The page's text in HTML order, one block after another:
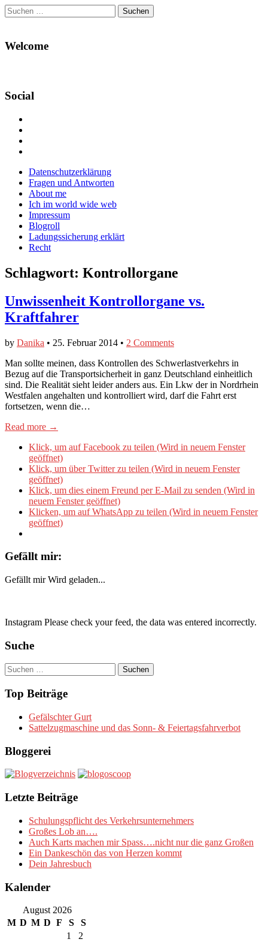
Suchen
nach:
Welcome
Social
Facebook
anzeigen
Twitter
anzeigen
auf
Instagram
anzeigen
Main
menu
Skip
content
Datenschutzerklärung
Fragen und Antworten
About me
Ich im world wide web
Impressum
Blogroll
Ladungssicherung erklärt
Recht
Schlagwort: Kontrollorgane
Unwissenheit Kontrollorgane vs.
Kraftfahrer
by Danika • 25. Februar 2014 • 2 Comments
Man sollte meinen, dass Kontrollen des Schwerlastverkehrs in
Bezug auf die Transportsicherheit in ganz Deutschland einheitlich
sind. Die Realität sieht leider anders aus. Ein Lkw der in Nordrhein
Westfalen angehalten und kontrolliert wird, darf die Fahrt erst
fortsetzen, wenn die…
Read more →
Klick, um auf Facebook zu teilen (Wird in neuem Fenster
geöffnet)
Klick, um über Twitter zu teilen (Wird in neuem Fenster
geöffnet)
Klick, um dies einem Freund per E-Mail zu senden (Wird in
neuem Fenster geöffnet)
Klicken, um auf WhatsApp zu teilen (Wird in neuem Fenster
geöffnet)
Gefällt mir:
Gefällt mir Wird geladen...
Instagram Please check your feed, the data was entered incorrectly.
Suche
Suchen
nach:
Top Beiträge
Gefälschter Gurt
Sattelzugmaschine und das Sonn- & Feiertagsfahrverbot
Bloggerei
Letzte Beiträge
Schulungspflicht des Verkehrsunternehmers
Großes Lob an….
Auch Karts machen mir Spass….nicht nur die ganz Großen
Ein Dankeschön das von Herzen kommt
Dein Jahresbuch
Kalender
August 2026
M D M D F S
S
1
2